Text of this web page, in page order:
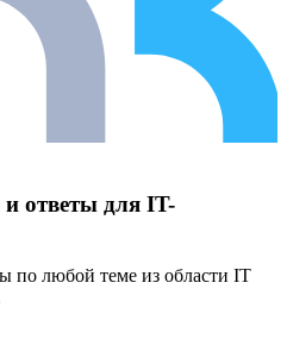
ответы для IT-
по любой теме из области IT